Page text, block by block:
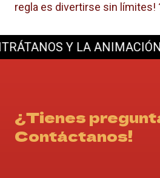
regla es divertirse sin límites!
Y LA ANIMACIÓN
¿Tienes
Contáctanos!